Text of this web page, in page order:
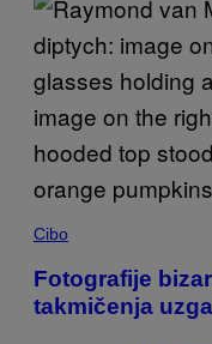
Cibo
Fotografije
takmičenja